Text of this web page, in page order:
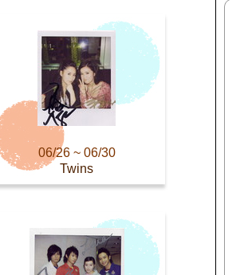
06/26 ~ 06/30
Twins
【
(
【
(